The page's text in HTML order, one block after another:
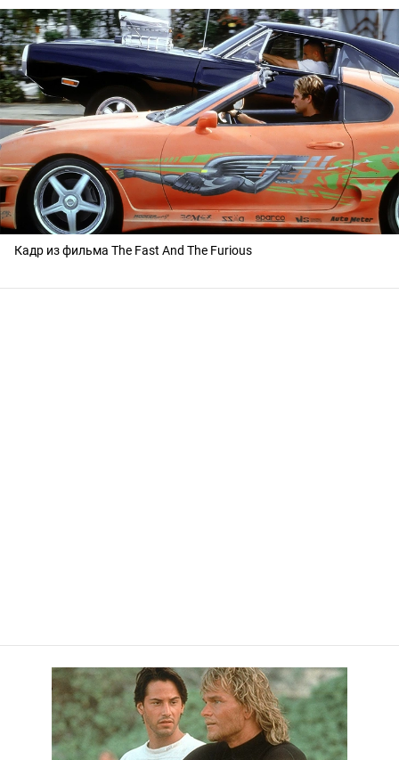
Кадр из фильма The Fast And The Furious